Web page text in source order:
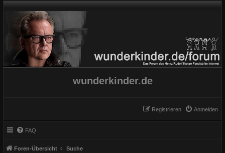
wunderkinder.de
Anmelden
Registrieren
FAQ
Foren-Übersicht Suche